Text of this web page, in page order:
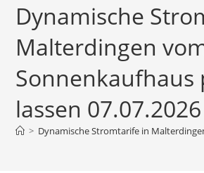
Dynamische
Malterdingen
Sonnenkaufhaus
lassen
> Dynamische Stromtarife in